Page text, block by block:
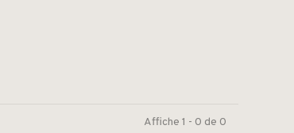
Affiche 1 - 0 de 0